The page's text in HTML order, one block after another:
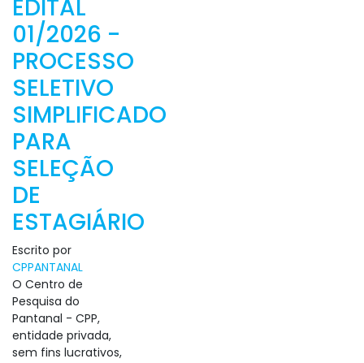
EDITAL
01/2026 -
PROCESSO
SELETIVO
SIMPLIFICADO
PARA
SELEÇÃO
DE
ESTAGIÁRIO
Escrito por
CPPANTANAL
O Centro de
Pesquisa do
Pantanal - CPP,
entidade privada,
sem fins lucrativos,